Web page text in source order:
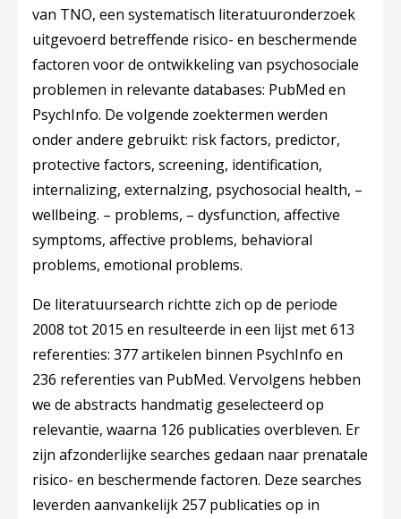
van TNO, een systematisch literatuuronderzoek
uitgevoerd betreffende risico- en beschermende
factoren voor de ontwikkeling van psychosociale
problemen in relevante databases: PubMed en
PsychInfo. De volgende zoektermen werden
onder andere gebruikt: risk factors, predictor,
protective factors, screening, identification,
internalizing, externalzing, psychosocial health, –
wellbeing. – problems, – dysfunction, affective
symptoms, affective problems, behavioral
problems, emotional problems.
De literatuursearch richtte zich op de periode
2008 tot 2015 en resulteerde in een lijst met 613
referenties: 377 artikelen binnen PsychInfo en
236 referenties van PubMed. Vervolgens hebben
we de abstracts handmatig geselecteerd op
relevantie, waarna 126 publicaties overbleven. Er
zijn afzonderlijke searches gedaan naar prenatale
risico- en beschermende factoren. Deze searches
leverden aanvankelijk 257 publicaties op in